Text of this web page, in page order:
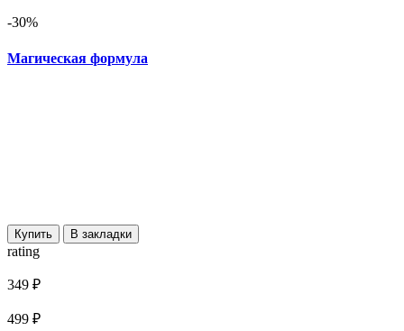
-30%
Магическая формула
Купить В закладки
rating
349 ₽
499 ₽